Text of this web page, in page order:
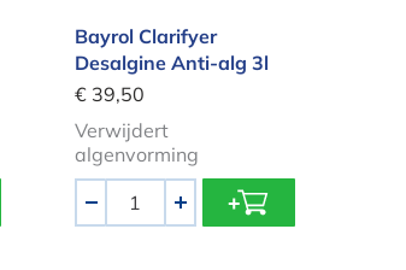
Bayrol Clarifyer
Desalgine Anti-alg 3l
€ 39,50
Verwijdert
algenvorming
+